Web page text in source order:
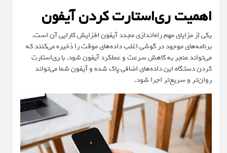
اهمیت ری‌استارت کردن آیفون
یکی از مزایای مهم راه‌اندازی مجدد آیفون افزایش کارایی آن است.
برنامه‌های موجود در گوشی اغلب داده‌های موقت را ذخیره می‌کنند که
می‌تواند منجر به کاهش سرعت و عملکرد آیفون شود. با ری‌استارت
کردن دستگاه این داده‌های اضافی پاک شده و آیفون شما می‌تواند
روان‌تر و سریع‌تر اجرا شود.